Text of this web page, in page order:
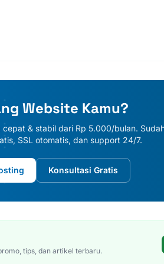
Website Kamu?
& stabil dari Rp 5.000/bulan.
SSL otomatis, dan support 24/7.
Konsultasi Gratis
tips, dan artikel terbaru.